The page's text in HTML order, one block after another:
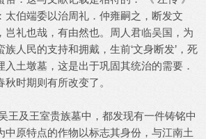
太伯端委以治周礼．仲雍嗣之，断发文
岂礼也哉，有由然也。周人君临吴国，为
族人民的支持和拥戴，生前‘文身断发’，死
入土墩墓，这是出于巩固其统治的需要．
时期则有所改变了。
王及王室贵族墓中，都发现有一件铸铭中
中原特点的作物以标志其身份，与江南土